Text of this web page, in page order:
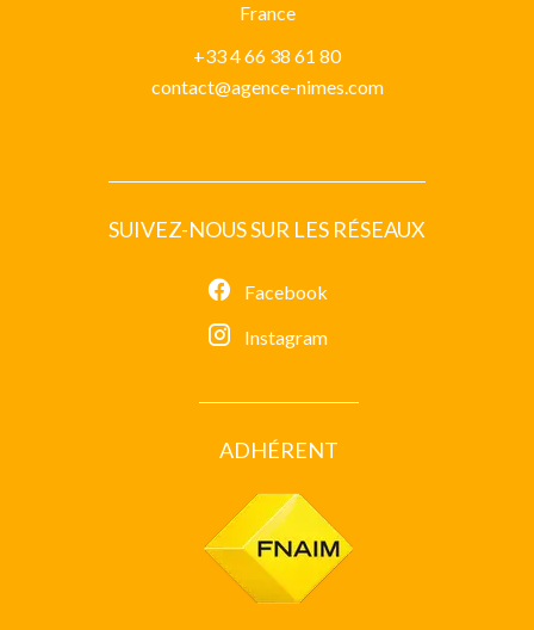
France
+33 4 66 38 61 80
contact@agence-nimes.com
SUIVEZ-NOUS SUR LES RÉSEAUX
Facebook
Instagram
ADHÉRENT